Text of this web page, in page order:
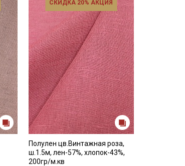
СКИДКА 20% АКЦИЯ
Полулен цв.Винтажная роза,
ш.1.5м, лен-57%, хлопок-43%,
200гр/м.кв